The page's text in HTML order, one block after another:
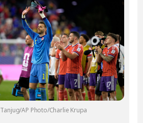
Tanjug/AP Photo/Charlie Krupa